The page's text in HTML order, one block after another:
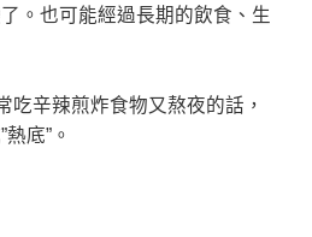
。也可能經過長期的飲食、生
吃辛辣煎炸食物又熬夜的話，
底”。